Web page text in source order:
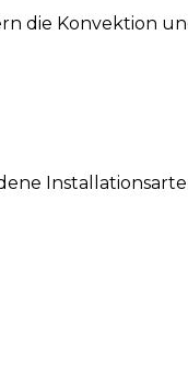
Konvektion